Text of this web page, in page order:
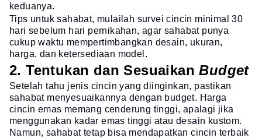
keduanya.
Tips untuk sahabat, mulailah survei cincin minimal 30
hari sebelum hari pernikahan, agar sahabat punya
cukup waktu mempertimbangkan desain, ukuran,
harga, dan ketersediaan model.
2. Tentukan dan SesuaikanBudget
Setelah tahu jenis cincin yang diinginkan, pastikan
sahabat menyesuaikannya dengan budget. Harga
cincin emas memang cenderung tinggi, apalagi jika
menggunakan kadar emas tinggi atau desain kustom.
Namun, sahabat tetap bisa mendapatkan cincin terbaik